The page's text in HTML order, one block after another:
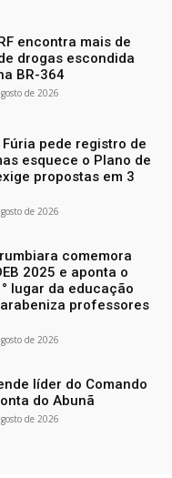
encontra mais de
drogas escondida
BR-364
de 2026
pede registro de
esquece o Plano de
propostas em 3
de 2026
comemora
2025 e aponta o
lugar da educação
professores
de 2026
líder do Comando
do Abunã
de 2026